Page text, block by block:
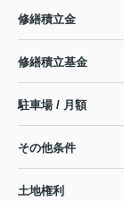
修繕積立金
修繕積立基金
駐車場 / 月額
その他条件
土地権利